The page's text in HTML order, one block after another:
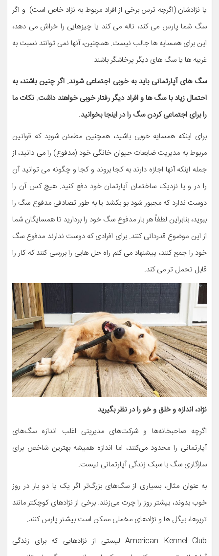
یا نژادشان (اگرچه ترس برخی از افراد مربوط به نژاد خاص است). و اگر
سگ شما پارس می کند، ناله می کند یا چیزهایی را خراش می دهد،
این برای همسایه ها جالب نیست. همچنین، آنها نمی توانند نسبت به
غریبه ها یا سگ های دیگر پرخاشگر باشند.
سگ های آپارتمانی باید به خوبی اجتماعی شوند. اگر چنین باشند، به
احتمال زیاد با سگ ها و افراد دیگر رفتار خوبی خواهند داشت. نکات ما
را برای اجتماعی کردن سگ را در اینجا بخوانید.
برای اینکه همسایه خوبی باشید، همچنین مطمئن شوید که قوانین
مربوط به مدیریت ضایعات حیوان خانگی خود (مدفوع) را می دانید، از
جمله اینکه آنها اجازه دارند به کجا بروند و کجا و چگونه می توانید آن
را در و یا نزدیک ساختمان آپارتمان خود دفع کنید. هیچ کس آن را
دوست ندارد که مجبور شود بو بکشد یا به طور تصادفی مدفوع سگ را
ببوید، بنابراین لطفاً هر بار مدفوع سگ خود را بردارید تا همسایگان شما
از این موضوع قدردانی کنند. برای افرادی که دوست ندارند مدفوع سگ
خود را جمع کنند، پیشنهاد می کنم راه حل هایی را بررسی کنند که کار را
قابل تحمل تر می کند.
نژاد، اندازه و خلق و خو را در نظر بگیرید
اگرچه صاحبخانه‌ها و شرکت‌های مدیریتی اغلب اندازه سگ‌های
آپارتمانی را محدود می‌کنند، اما اندازه همیشه بهترین شاخص برای
سازگاری سگ با سبک زندگی آپارتمانی نیست.
به عنوان مثال، بسیاری از سگ‌های بزرگ‌تر اگر یک یا دو بار در روز
خوب بدوند، بیشتر روز را چرت می‌زنند. برخی از نژادهای کوچکتر مانند
تریرها، بیگل ها و نژادهای مخملی ممکن است بیشتر پارس کنند.
American Kennel Club لیستی از نژادهایی که برای زندگی